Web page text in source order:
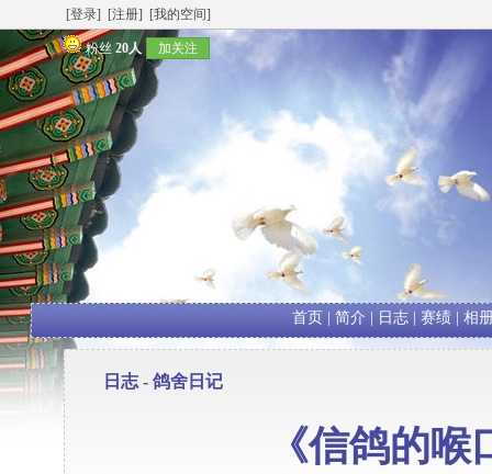
[登录] [注册] [我的空间]
粉丝 20人 加关注
首页 简介 日志| 赛绩| 相
日志 - 鸽舍日记
《信鸽的